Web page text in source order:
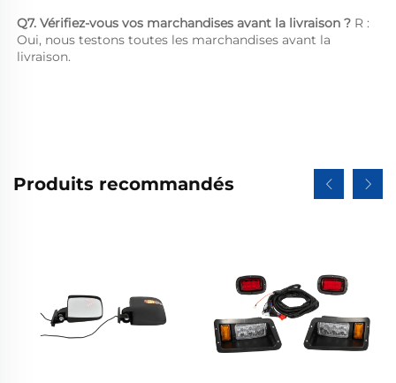
Q7. Vérifiez-vous vos marchandises avant la livraison ? R :
Oui, nous testons toutes les marchandises avant la
livraison.
Produits recommandés